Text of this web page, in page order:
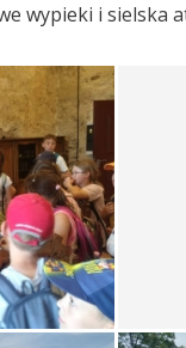
wypieki i sielska